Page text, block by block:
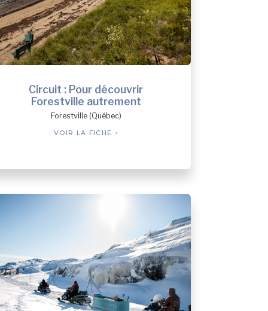
Circuit : Pour découvrir
Forestville autrement
Forestville (Québec)
VOIR LA FICHE